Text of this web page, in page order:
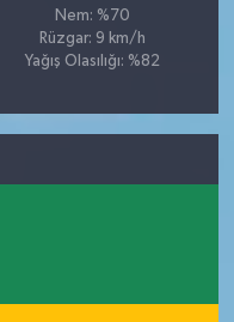
Nem: %70
Rüzgar: 9 km/h
Yağış Olasılığı: %82